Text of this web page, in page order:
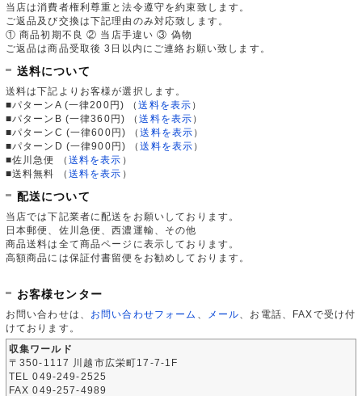
当店は消費者権利尊重と法令遵守を約束致します。
ご返品及び交換は下記理由のみ対応致します。
① 商品初期不良 ② 当店手違い ③ 偽物
ご返品は商品受取後 3日以内にご連絡お願い致します。
送料について
送料は下記よりお客様が選択します。
■パターンA (一律200円)
（送料を表示 ）
■パターンB (一律360円)
（送料を表示 ）
■パターンC (一律600円)
（送料を表示 ）
■パターンD (一律900円)
（送料を表示 ）
■佐川急便
（ 送料を表示 ）
■送料無料
（ 送料を表示 ）
配送について
当店では下記業者に配送をお願いしております。
日本郵便、佐川急便、西濃運輸、その他
商品送料は全て商品ページに表示しております。
高額商品には保証付書留便をお勧めしております。
お客様センター
お問い合わせは、 お問い合わせフォーム メール 、お電話、FAXで受け付
けております。
収集ワールド
〒350-1117 川越市広栄町17-7-1F
TEL 049-249-2525
FAX 049-257-4989